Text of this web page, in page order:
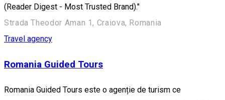
(Reader Digest - Most Trusted Brand)."
Strada Theodor Aman 1, Craiova, Romania
Travel agency
Romania Guided Tours
Romania Guided Tours este o agenție de turism ce